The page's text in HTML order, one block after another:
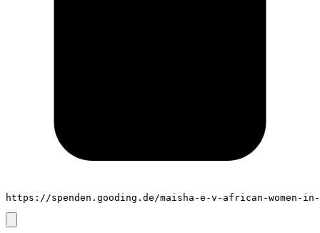
https://spenden.gooding.de/maisha-e-v-african-women-in-